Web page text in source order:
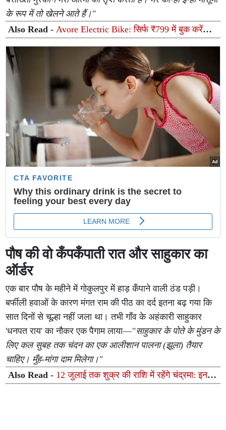
के रूप में तो खेलने आते हैं।"
Also Read -Avore Electric Bike: सिर्फ ₹799 में बुक करें
260 Km की धमाकेदार रेंज वाली इलेक्ट्रिक बाइक, Ola और
Ather की बढ़ी टेंशन
पौष की वो कँपकँपाती रात और साहुकार का
ऑर्डर
एक बार पौष के महीने में गोकुलपुर में हाड़ कँपाने वाली ठंड पड़ी।
बर्फीली हवाओं के कारण मंगत राम की पीठ का दर्द इतना बढ़ गया कि
सात दिनों से चूल्हा नहीं जला था। तभी गाँव के अहंकारी साहुकार
'धनपत राय' का नौकर एक पैगाम लाया—"साहुकार के पोते के मुंडन के
लिए कल सुबह तक चंदन का एक आलीशान पालना (झूला) तैयार
चाहिए। मुँह-मांगा दाम मिलेगा।"
Also Read - 12 जुलाई तक शुक्र की राशि में रहेंगे चंद्रमा: इन 3
राशियों का चमकेगा भाग्य, करियर और धन के मामले में मिलेगी बंपर